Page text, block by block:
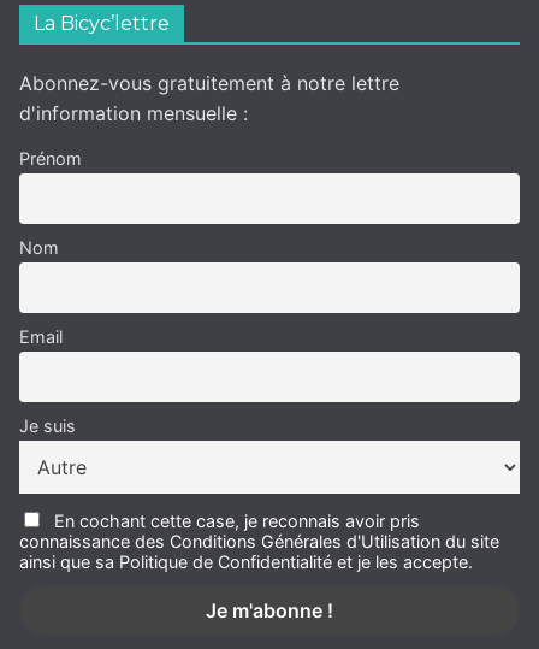
La Bicyc’lettre
Abonnez-vous gratuitement à notre lettre
d'information mensuelle :
Prénom
Nom
Email
Je suis
En cochant cette case, je reconnais avoir pris
connaissance des Conditions Générales d'Utilisation du site
ainsi que sa Politique de Confidentialité et je les accepte.